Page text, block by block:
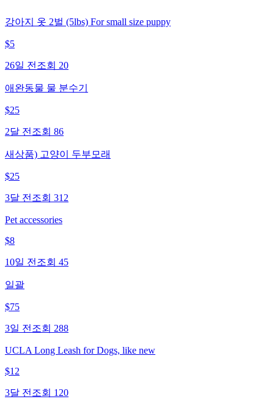
강아지 옷 2벌 (5lbs) For small size puppy
$5
26일 전 조회 20
애완동물 물 분수기
$25
2달 전 조회 86
새상품) 고양이 두부모래
$25
3달 전 조회 312
Pet accessories
$8
10일 전 조회 45
일괄
$75
3일 전 조회 288
UCLA Long Leash for Dogs, like new
$12
3달 전 조회 120